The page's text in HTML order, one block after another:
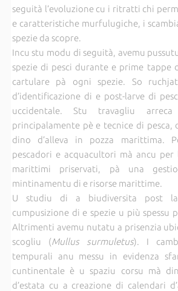
seguità l’evoluzione cu i ritratti chi
e caratteristiche murfulugiche, i
spezie da scopre.
Incu stu modu di seguità, avemu
spezie di pesci durante e prime tappe
cartulare pà ogni spezie. So
d’identificazione di e post-larve di
uccidentale. Stu travagliu arreca
principalamente pè e tecnice di pesca,
dino d’alleva in pozza marittima.
pescadori e acquacultori mà ancu per
marittimi priservati, pà una
mintinamentu di e risorse marittime.
U studiu di a biudiversita post
cumpusizione di e spezie u più spessu
Altrimenti avemu nutatu a prisenzia
scogliu (Mullus surmuletus). I
tempurali anu messu in evidenza
cuntinentale è u spaziu corsu mà
d’estata cu a creazione di calendari